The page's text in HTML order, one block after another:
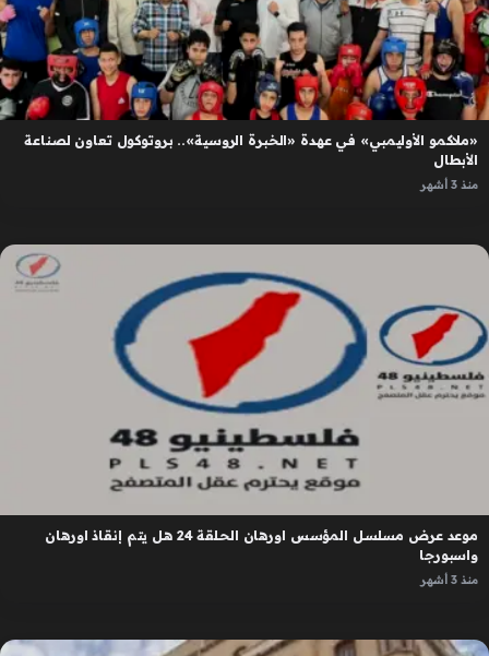
«ملاكمو الأوليمبي» في عهدة «الخبرة الروسية».. بروتوكول تعاون لصناعة
الأبطال
منذ 3 أشهر
موعد عرض مسلسل المؤسس اورهان الحلقة 24 هل يتم إنقاذ اورهان
واسبورجا
منذ 3 أشهر